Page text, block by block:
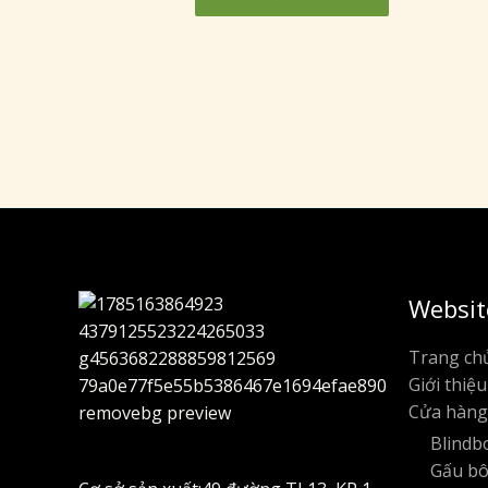
Trang
Giới thiệu
Cửa hàng
Gấu